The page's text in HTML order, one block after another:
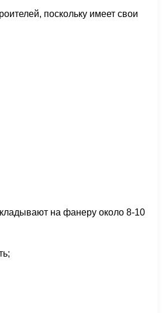
поскольку имеет свои
на фанеру около 8-10